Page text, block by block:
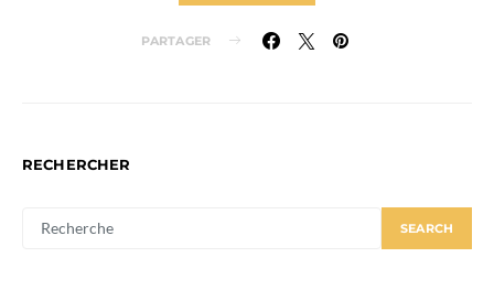
PARTAGER
RECHERCHER
FOR:
SEARCH